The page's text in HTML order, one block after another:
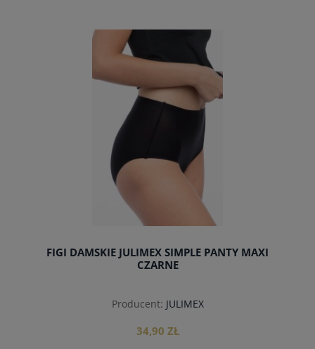
do koszyka
FIGI DAMSKIE JULIMEX SIMPLE PANTY MAXI
CZARNE
Producent: JULIMEX
34,90 ZŁ